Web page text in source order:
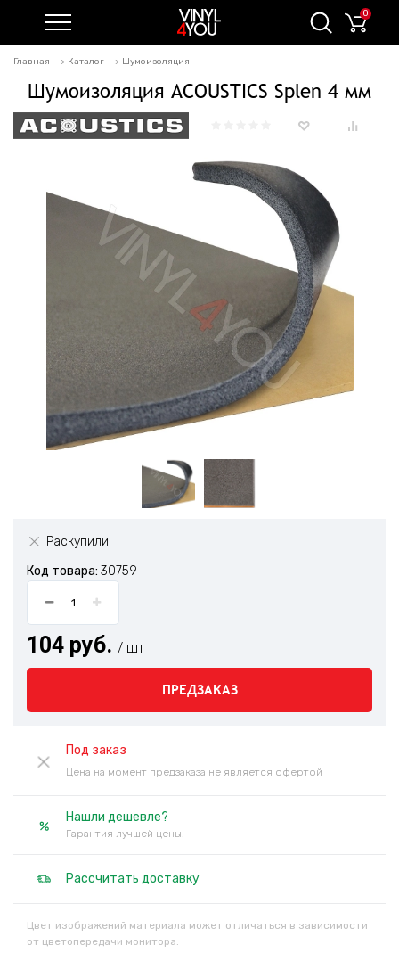
0
Главная Каталог Шумоизоляция
Шумоизоляция ACOUSTICS Splen 4 мм
Раскупили
Код товара: 30759
104 руб. / шт
ПРЕДЗАКАЗ
Под заказ
Цена на момент предзаказа не является офертой
Нашли дешевле?
Гарантия лучшей цены!
Рассчитать доставку
Цвет изображений материала может отличаться в зависимости
от цветопередачи монитора.